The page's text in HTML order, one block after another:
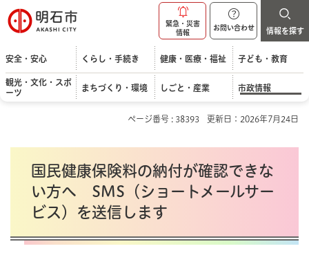
明石市
緊急・災害
情報
お問い合わせ 情報を探す
安全・安心 くらし・手続き 健康・医療・福祉 子ども・教育
観光・文化・スポ
ーツ
まちづくり・環境 しごと・産業 市政情報
ページ番号 : 38393 更新日：2026年7月24日
国民健康保険料の納付が確認できな
い方へ SMS（ショートメールサー
ビス）を送信します